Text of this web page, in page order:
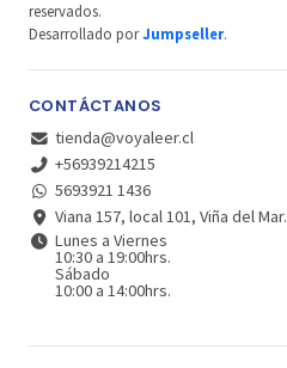
reservados.
Desarrollado porJumpseller.
CONTÁCTANOS
tienda@voyaleer.cl
+56939214215
5693921 1436
Viana 157, local 101, Viña del Mar.
Lunes a Viernes
10:30 a 19:00hrs.
Sábado
10:00 a 14:00hrs.